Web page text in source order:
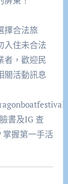
合法旅
入住未合法
者，歡迎民
關活動訊息
書及IG 查
掌握第一手活